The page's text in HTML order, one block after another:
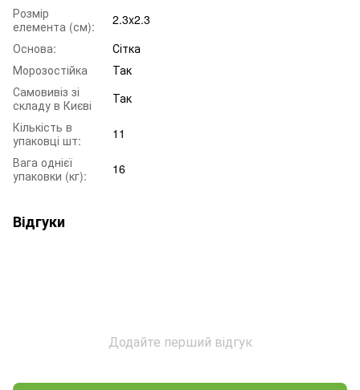
Розмір
елемента (см):
2.3x2.3
Основа:
Сітка
Морозостійка
Так
Самовивіз зі
складу в Києві
Так
Кількість в
упаковці шт:
11
Вага однієї
упаковки (кг):
16
Відгуки
Додайте перший відгук